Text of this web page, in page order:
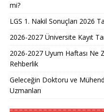
mi?
LGS 1. Nakil Sonuçları 2026
2026-2027 Üniversite Kayıt
2026-2027 Uyum Haftası Ne
Rehberlik
Geleceğin Doktoru ve
Uzmanları